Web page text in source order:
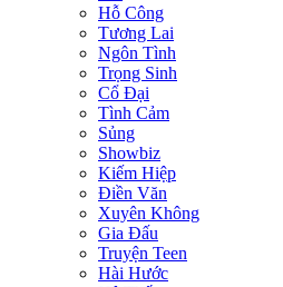
Hỗ Công
Tương Lai
Ngôn Tình
Trọng Sinh
Cổ Đại
Tình Cảm
Sủng
Showbiz
Kiếm Hiệp
Điền Văn
Xuyên Không
Gia Đấu
Truyện Teen
Hài Hước